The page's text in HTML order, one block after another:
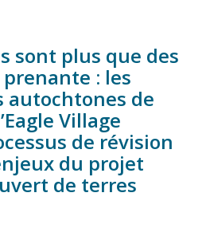
sont plus que des
: les
autochtones de
Village
de révision
du projet
de terres